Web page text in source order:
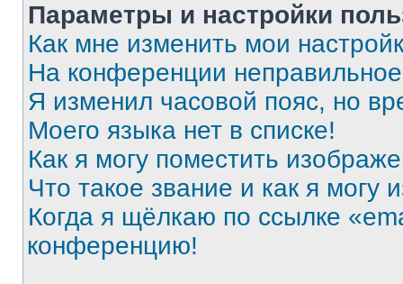
Параметры и настройки
Как мне изменить мои
На конференции
Я изменил часовой пояс, но
Моего языка нет в списке!
Как я могу поместить
Что такое звание и как я могу
Когда я щёлкаю по ссылке
конференцию!